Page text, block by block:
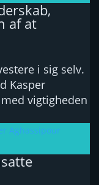
af at
i sig selv.
Kasper
vigtigheden